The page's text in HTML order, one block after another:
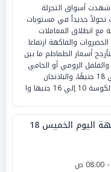
شهدت أسواق التجزئة
تحولاً جديداً في مستويات
مع انطلاق المعاملات
والفاكهة ارتفاعا
الجمعة 19-6-2026 لتتأرجح أسعار الطماطم ما بين
5 إلى 20 جنيها بدلا من 15 والفلفل الرومي أو الحامي
30 جنيها والبطاطس 10 إلي 18 جنيهًا، والباذنجان
أسعار الخضروات والفاكهة اليوم الخميس 18